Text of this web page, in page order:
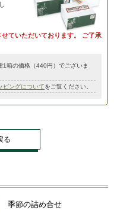
ていただいております。
ご了承
箱の価格（440円）でございま
ピングについてをご覧ください。
る
季節の詰め合せ